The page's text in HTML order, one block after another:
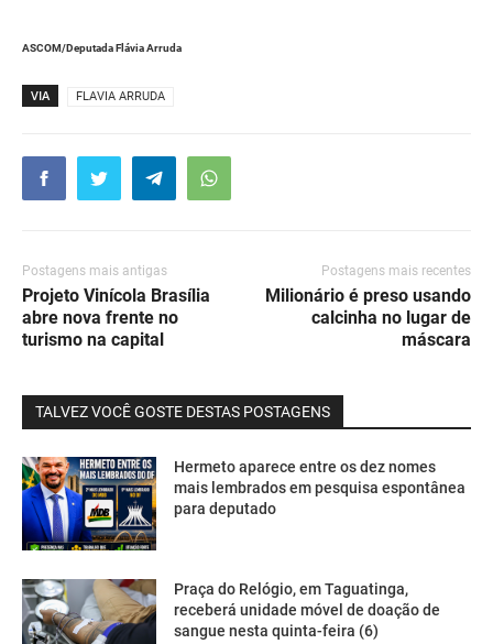
ASCOM/Deputada Flávia Arruda
VIA FLAVIA ARRUDA
Postagens mais antigas
Projeto Vinícola Brasília
abre nova frente no
turismo na capital
Postagens mais recentes
Milionário é preso usando
calcinha no lugar de
máscara
TALVEZ VOCÊ GOSTE DESTAS POSTAGENS
Hermeto aparece entre os dez nomes
mais lembrados em pesquisa espontânea
para deputado
Praça do Relógio, em Taguatinga,
receberá unidade móvel de doação de
sangue nesta quinta-feira (6)